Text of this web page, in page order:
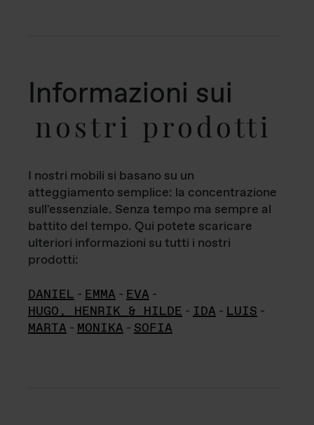
Informazioni sui
nostri prodotti
I nostri mobili si basano su un
atteggiamento semplice: la concentrazione
sull'essenziale. Senza tempo ma sempre al
battito del tempo. Qui potete scaricare
ulteriori informazioni su tutti i nostri
prodotti:
DANIEL - EMMA - EVA -
HUGO, HENRIK & HILDE - IDA - LUIS -
MARTA - MONIKA - SOFIA